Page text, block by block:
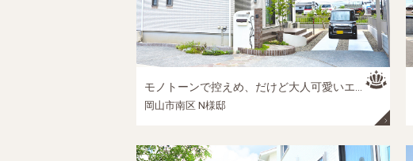
モノトーンで控えめ、だけど大人可愛いエクステリア
岡山市南区 N様邸